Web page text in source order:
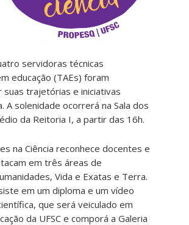
servidoras técnicas
educação (TAEs) foram
suas trajetórias e iniciativas
A solenidade ocorrerá na Sala dos
da Reitoria I, a partir das 16h.
na Ciência reconhece docentes e
em três áreas de
Vida e Exatas e Terra.
em um diploma e um vídeo
que será veiculado em
da UFSC e comporá a Galeria